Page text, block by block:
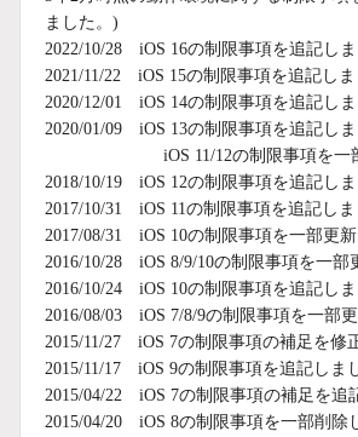
ました。)
2022/10/28 iOS 16の制限事項を追記しま
2021/11/22 iOS 15の制限事項を追記しま
2020/12/01 iOS 14の制限事項を追記しま
2020/01/09 iOS 13の制限事項を追記しま
iOS 11/12の制限事項を一部更
2018/10/19 iOS 12の制限事項を追記しま
2017/10/31 iOS 11の制限事項を追記しま
2017/08/31 iOS 10の制限事項を一部更新
2016/10/28 iOS 8/9/10の制限事項を一部
2016/10/24 iOS 10の制限事項を追記しま
2016/08/03 iOS 7/8/9の制限事項を一部更
2015/11/27 iOS 7の制限事項の補足を修
2015/11/17 iOS 9の制限事項を追記しま
2015/04/22 iOS 7の制限事項の補足を追
2015/04/20 iOS 8の制限事項を一部削除